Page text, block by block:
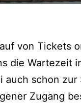
von Tickets
die Wartezeit
auch schon
Zugang